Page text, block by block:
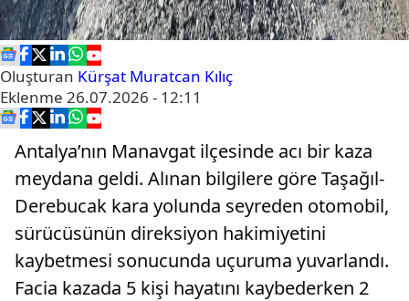
Oluşturan Kürşat Muratcan Kılıç
Eklenme 26.07.2026 - 12:11
Antalya’nın Manavgat ilçesinde acı bir kaza
meydana geldi. Alınan bilgilere göre Taşağıl-
Derebucak kara yolunda seyreden otomobil,
sürücüsünün direksiyon hakimiyetini
kaybetmesi sonucunda uçuruma yuvarlandı.
Facia kazada 5 kişi hayatını kaybederken 2